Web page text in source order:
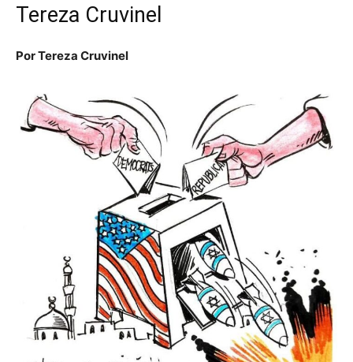
Tereza Cruvinel
Por Tereza Cruvinel